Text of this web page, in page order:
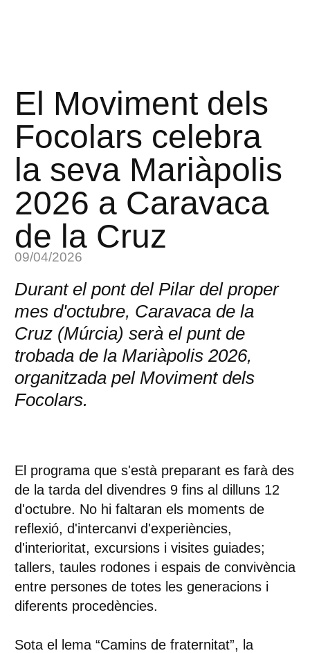
El Moviment dels
Focolars celebra
la seva Mariàpolis
2026 a Caravaca
de la Cruz
09/04/2026
Durant el pont del Pilar del proper
mes d'octubre, Caravaca de la
Cruz (Múrcia) serà el punt de
trobada de la Mariàpolis 2026,
organitzada pel Moviment dels
Focolars.
El programa que s'està preparant es farà des
de la tarda del divendres 9 fins al dilluns 12
d'octubre. No hi faltaran els moments de
reflexió, d'intercanvi d'experiències,
d'interioritat, excursions i visites guiades;
tallers, taules rodones i espais de convivència
entre persones de totes les generacions i
diferents procedències.
Sota el lema “Camins de fraternitat”, la